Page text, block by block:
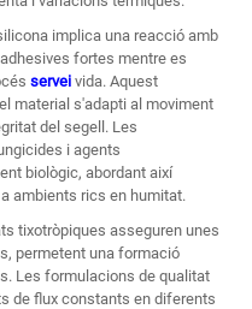
implica una reacció amb
fortes mentre es
servei vida. Aquest
material s'adapti al moviment
del segell. Les
i agents
biològic, abordant així
ambients rics en humitat.
tixotròpiques asseguren unes
permetent una formació
Les formulacions de qualitat
de flux constants en diferents